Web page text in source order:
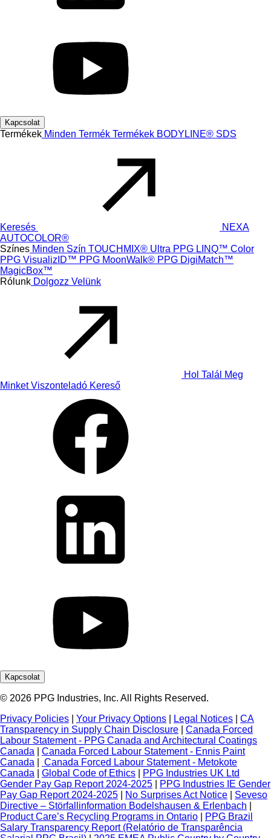
Kapcsolat
Termékek Minden Termék Termékek BODYLINE® SDS
Keresés
NEXA
AUTOCOLOR®
Színes Minden Szín TOUCHMIX® Ultra PPG LINQ™ Color
PPG VisualizID™ PPG MoonWalk® PPG DigiMatch™
MagicBox™
Rólunk Dolgozz Velünk
Hol Talál Meg
MinketViszonteladó Kereső
Kapcsolat
© 2026 PPG Industries, Inc. All Rights Reserved.
Privacy Policies
Your Privacy Options Legal Notices
CA
Transparency in Supply Chain Disclosure
Canada Forced
Labour Statement - PPG Canada and Architectural Coatings
Canada
Canada Forced Labour Statement - Ennis Paint
Canada
Canada Forced Labour Statement - Metokote
Canada
Global Code of Ethics
PPG Industries UK Ltd
Gender Pay Gap Report 2024-2025
PPG Industries IE Gender
Pay Gap Report 2024-2025
No Surprises Act Notice
Seveso
Directive – Störfallinformation Bodelshausen & Erlenbach
Product Care’s Recycling Programs in Ontario
PPG Brazil
Salary Transparency Report (Relatório de Transparência